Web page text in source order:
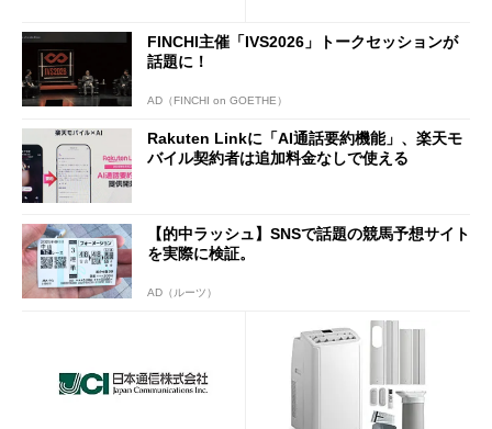
FINCHI主催「IVS2026」トークセッションが
話題に！
AD（FINCHI on GOETHE）
Rakuten Linkに「AI通話要約機能」、楽天モ
バイル契約者は追加料金なしで使える
【的中ラッシュ】SNSで話題の競馬予想サイト
を実際に検証。
AD（ルーツ）